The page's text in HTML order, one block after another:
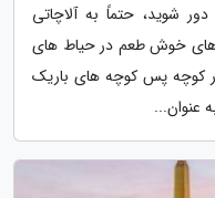
شوید، حتماً به آلاچاتی
های خوش طعم در حیاط های
کوچه پس کوچه های باریک
عنوان...